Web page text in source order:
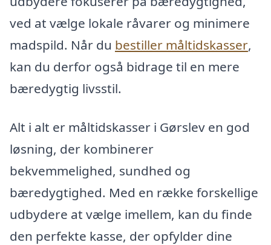
ved at vælge lokale råvarer og minimere
madspild. Når du bestiller måltidskasser,
kan du derfor også bidrage til en mere
bæredygtig livsstil.
Alt i alt er måltidskasser i Gørslev en god
løsning, der kombinerer
bekvemmelighed, sundhed og
bæredygtighed. Med en række forskellige
udbydere at vælge imellem, kan du finde
den perfekte kasse, der opfylder dine